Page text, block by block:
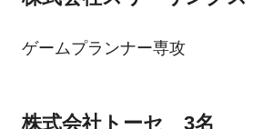
ゲームプランナー専攻
株式会社トーセ 3名